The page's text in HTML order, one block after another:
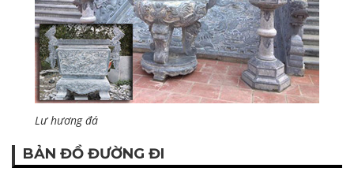
Lư hương đá
BẢN ĐỒ ĐƯỜNG ĐI